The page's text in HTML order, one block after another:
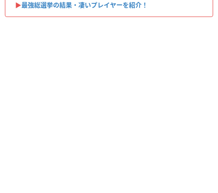
▶︎最強総選挙の結果・凄いプレイヤーを紹介！